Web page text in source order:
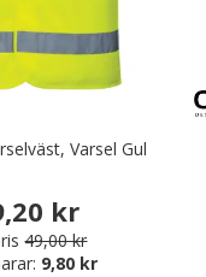
Varsel Gul
kr
49,00 kr
9,80 kr